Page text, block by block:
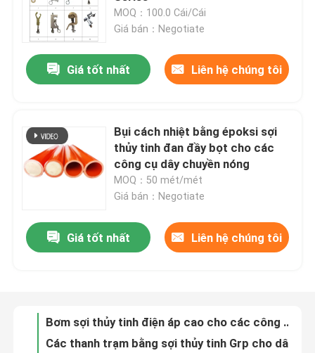
Nhà
Video
Tham quan nhà máy
MOQ：100.0 Cái/Cái
Giá bán：Negotiate
Giá tốt nhất Liên hệ chúng tôi
Bụi cách nhiệt bằng époksi sợi
thủy tinh đan đầy bọt cho các
công cụ dây chuyền nóng
MOQ：50 mét/mét
Giá bán：Negotiate
Giá tốt nhất Liên hệ chúng tôi Bơm sợi thủy tinh điện áp cao cho các công cụ dây nóng
Các sản phẩm GRP điện áp cao và ống GRP đường sắt chống tia cực tím
Profile được đúc bằng sợi thủy tinh cách nhiệt Profile cấu trúc sợi thủy tinh cường độ cao